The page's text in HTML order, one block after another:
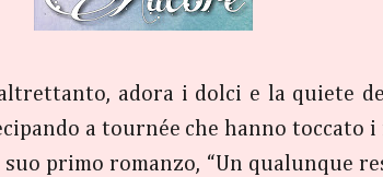
adora i dolci e la quiete
a tournée che hanno toccato
primo romanzo, “Un qualunque